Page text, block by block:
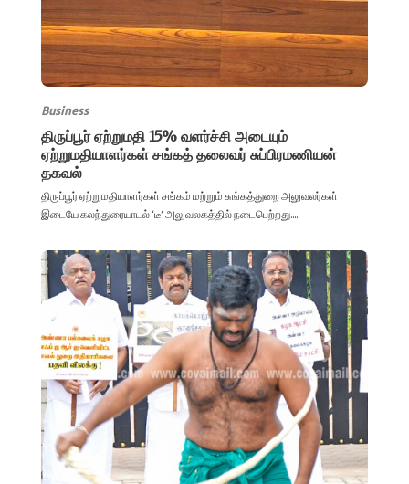
Business
திருப்பூர் ஏற்றுமதி 15% வளர்ச்சி அடையும்
ஏற்றுமதியாளர்கள் சங்கத் தலைவர் சுப்பிரமணியன்
தகவல்
திருப்பூர் ஏற்றுமதியாளர்கள் சங்கம் மற்றும் சுங்கத்துறை அலுவலர்கள்
இடையே கலந்துரையாடல் ‘டீ’ அலுவலகத்தில் நடைபெற்றது....